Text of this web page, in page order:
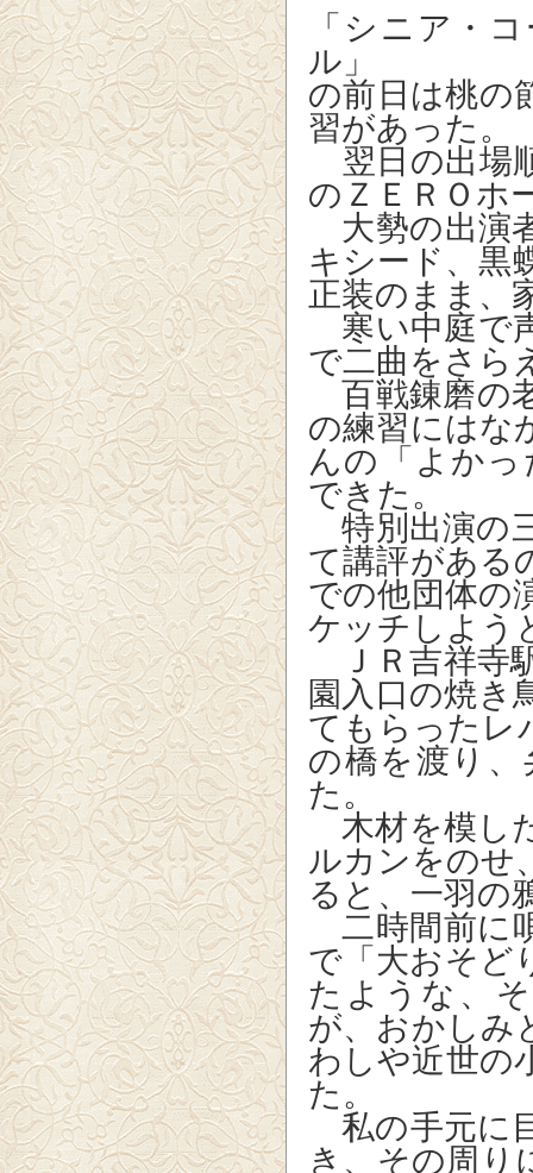
「シニア・
ル」
の前日は桃の
習があった。
翌日の出場
のＺＥＲＯホ
大勢の出演
キシード、黒
正装のまま、
寒い中庭で
で二曲をさら
百戦錬磨の
の練習にはな
んの「よか
できた。
特別出演の
て講評がある
での他団体の
ケッチしよう
ＪＲ吉祥寺
園入口の焼き
てもらったレ
の橋を渡り
た。
木材を模し
ルカンをのせ
ると、一羽の
二時間前に
で「大おそど
たような、
が、おかしみ
わしや近世の
た。
私の手元に
き、その周り